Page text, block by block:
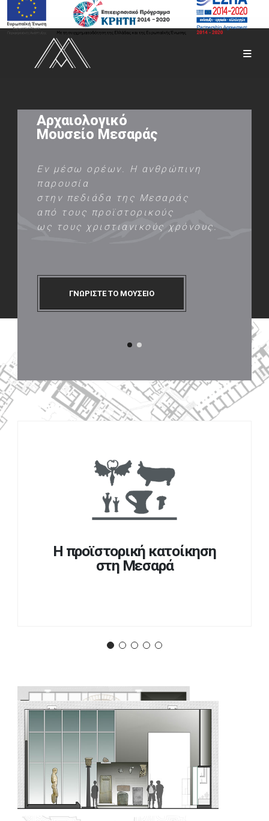
Αρχαιολογικό
Μουσείο Μεσαράς
Εν μέσω ορέων. Η ανθρώπινη
παρουσία
στην πεδιάδα της Μεσαράς
από τους προϊστορικούς
ως τους χριστιανικούς χρόνους.
ΓΝΩΡΙΣΤΕ ΤΟ ΜΟΥΣΕΙΟ
H προϊστορική κατοίκηση
στη Μεσαρά